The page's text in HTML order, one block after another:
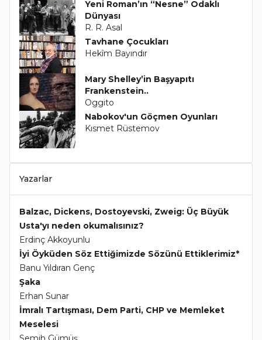
Yeni Roman’ın “Nesne” Odaklı
Dünyası
R. R. Asal
Tavhane Çocukları
Hekîm Bayındır
Mary Shelley’in Başyapıtı
Frankenstein..
Oggito
Nabokov'un Göçmen Oyunları
Kısmet Rüstemov
Yazarlar
Balzac, Dickens, Dostoyevski, Zweig: Üç Büyük
Usta'yı neden okumalısınız?
Erdinç Akkoyunlu
İyi Öyküden Söz Ettiğimizde Sözünü Ettiklerimiz*
Banu Yıldıran Genç
Şaka
Erhan Sunar
İmralı Tartışması, Dem Parti, CHP ve Memleket
Meselesi